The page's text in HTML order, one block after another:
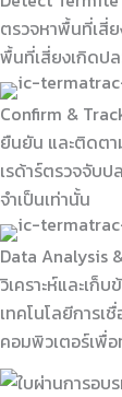
ตรวจหาพื้นที่เสี่
พื้นที่เสี่ยงเกิดป
Confirm &
ยืนยัน และติดตา
เรด้าร์ตรวจจับ
จำเป็นเท่านั้น
Data Analysis
วิเคราะห์และเก็บ
เทคโนโลยีการเ
คอมพิวเตอร์เพื่